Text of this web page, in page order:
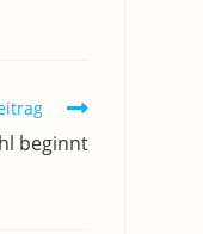
beginnt